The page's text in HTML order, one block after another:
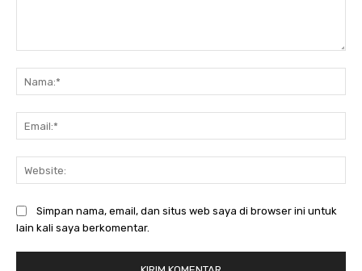
Simpan nama, email, dan situs web saya di browser ini untuk
lain kali saya berkomentar.